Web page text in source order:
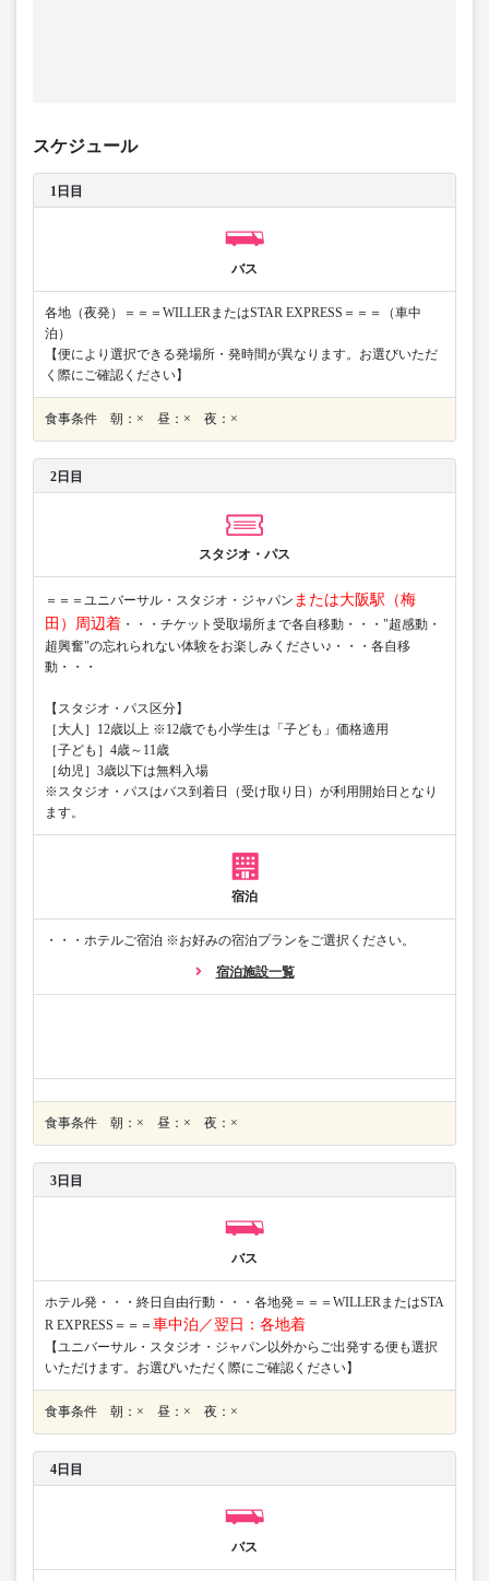
スケジュール
1日目
バス
各地（夜発）＝＝＝WILLERまたはSTAR EXPRESS＝＝＝（車中
泊）
【便により選択できる発場所・発時間が異なります。お選びいただ
く際にご確認ください】
食事条件 朝：× 昼：× 夜：×
2日目
スタジオ・パス
＝＝＝ユニバーサル・スタジオ・ジャパン または大阪駅（梅
田）周辺着 ・・・チケット受取場所まで各自移動・・・"超感動・
超興奮"の忘れられない体験をお楽しみください♪・・・各自移
動・・・
【スタジオ・パス区分】
［大人］12歳以上 ※12歳でも小学生は「子ども」価格適用
［子ども］4歳～11歳
［幼児］3歳以下は無料入場
※スタジオ・パスはバス到着日（受け取り日）が利用開始日となり
ます。
宿泊
・・・ホテルご宿泊 ※お好みの宿泊プランをご選択ください。
宿泊施設一覧
食事条件 朝：× 昼：× 夜：×
3日目
バス
ホテル発・・・終日自由行動・・・各地発＝＝＝WILLERまたはSTA
R EXPRESS＝＝＝ 車中泊／翌日：各地着
【ユニバーサル・スタジオ・ジャパン以外からご出発する便も選択
いただけます。お選びいただく際にご確認ください】
食事条件 朝：× 昼：× 夜：×
4日目
バス